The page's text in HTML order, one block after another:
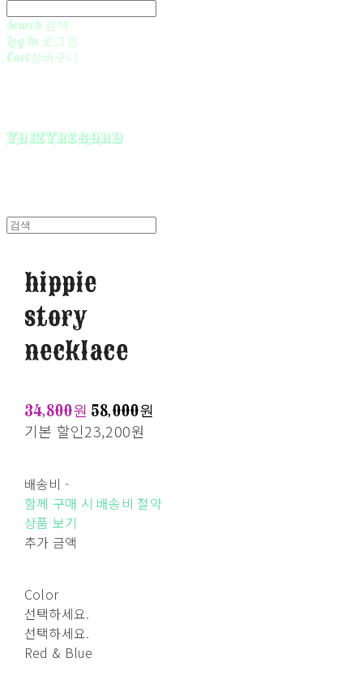
Search 검색
Log In 로그인
Cart장바구니
yoizyrecord
hippie
story
necklace
34,800원 58,000원
기본 할인23,200원
배송비 -
함께 구매 시 배송비 절약
상품 보기
추가 금액
Color
선택하세요.
선택하세요.
Red & Blue